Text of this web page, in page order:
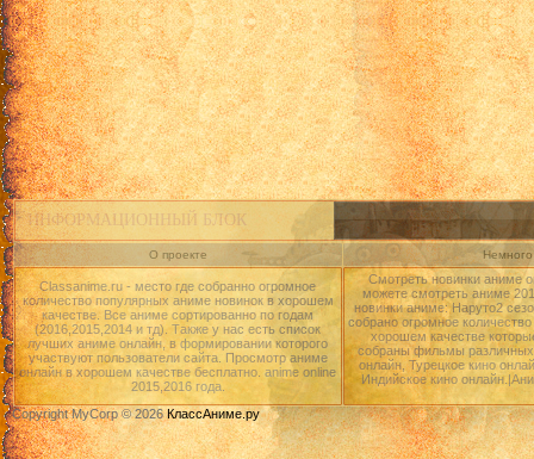
ИНФОРМАЦИОННЫЙ БЛОК
О проекте
Classanime.ru - место где собранно огромное
количество популярных аниме новинок в хорошем
качестве. Все аниме сортированно по годам
(2016,2015,2014 и тд). Также у нас есть список
лучших аниме онлайн, в формировании которого
участвуют пользователи сайта. Просмотр аниме
онлайн в хорошем качестве бесплатно. anime online
2015,2016 года.
Смотреть новинки аниме
можете смотреть аниме
новинки аниме: Наруто2
собрано огромное
хорошем качестве
собраны фильмы различных
онлайн, Турецкое кино
Индийское кино
Copyright MyCorp © 2026КлассАниме.ру